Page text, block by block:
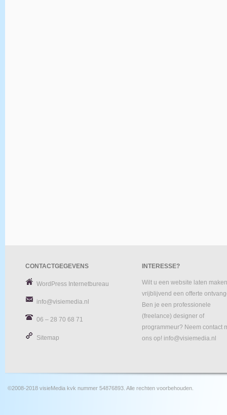
CONTACTGEGEVENS
WordPress Internetbureau
info@visiemedia.nl
06 – 28 70 68 71
Sitemap
INTERESSE?
Wilt u een website laten
vrijblijvend een offerte
Ben je een professionele
(freelance) designer of
programmeur? Neem contact
ons op! info@visiemedia.nl
©2008-2018 visieMedia kvk nummer 54876893. Alle rechten voorbehouden.